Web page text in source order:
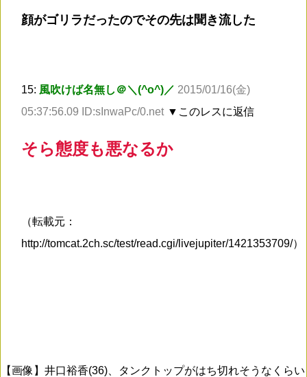
顔がゴリラだったのでその先は聞き流した
15: 風吹けば名無し＠＼(^o^)／ 2015/01/16(金)
05:37:56.09 ID:sInwaPc/0.net ▼このレスに返信
そら態度も悪なるか
（転載元：
http://tomcat.2ch.sc/test/read.cgi/livejupiter/1421353709/）
【画像】井口裕香(36)、タンクトップがはち切れそうなくらい